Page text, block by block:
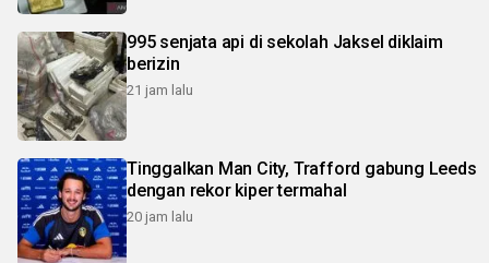
995 senjata api di sekolah Jaksel diklaim
berizin
21 jam lalu
Tinggalkan Man City, Trafford gabung Leeds
dengan rekor kiper termahal
20 jam lalu